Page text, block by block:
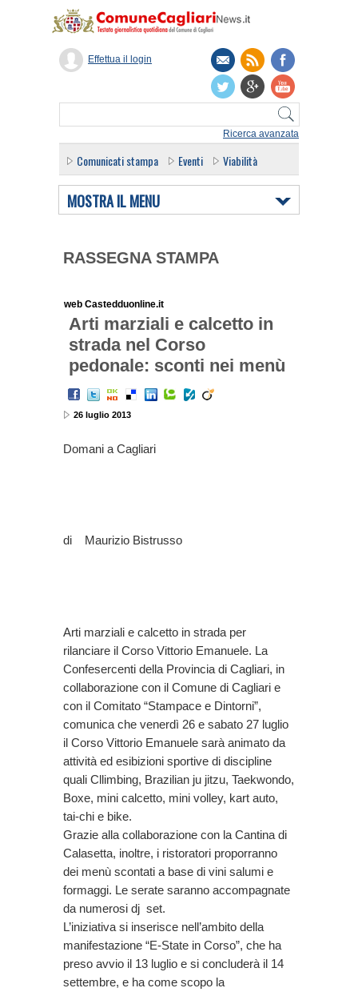
Ricerca avanzata
Effettua il login
Comunicati stampa Eventi Viabilità
MOSTRA IL MENU
RASSEGNA STAMPA
web Castedduonline.it
Arti marziali e calcetto in
strada nel Corso
pedonale: sconti nei menù
26 luglio 2013
Domani a Cagliari
di Maurizio Bistrusso
Arti marziali e calcetto in strada per
rilanciare il Corso Vittorio Emanuele. La
Confesercenti della Provincia di Cagliari, in
collaborazione con il Comune di Cagliari e
con il Comitato “Stampace e Dintorni”,
comunica che venerdì 26 e sabato 27 luglio
il Corso Vittorio Emanuele sarà animato da
attività ed esibizioni sportive di discipline
quali Cllimbing, Brazilian ju jitzu, Taekwondo,
Boxe, mini calcetto, mini volley, kart auto,
tai-chi e bike.
Grazie alla collaborazione con la Cantina di
Calasetta, inoltre, i ristoratori proporranno
dei menù scontati a base di vini salumi e
formaggi. Le serate saranno accompagnate
da numerosi dj set.
L’iniziativa si inserisce nell’ambito della
manifestazione “E-State in Corso”, che ha
preso avvio il 13 luglio e si concluderà il 14
settembre, e ha come scopo la